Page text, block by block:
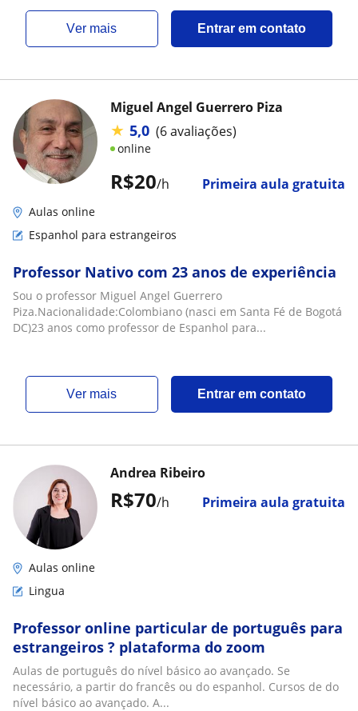
ver mais Entrar em contato
R$20/h Primeira aula gratuita
Miguel Angel Guerrero Piza
★ 5,0 (6 avaliações)
online
Aulas online
Espanhol para estrangeiros
Professor Nativo com 23 anos de experiência
Sou o professor Miguel Angel Guerrero
Piza.Nacionalidade:Colombiano (nasci em Santa Fé de Bogotá
DC)23 anos como professor de Espanhol para...
ver mais Entrar em contato
R$70/h Primeira aula gratuita
Andrea Ribeiro
Aulas online
Lingua
Professor online particular de português para
estrangeiros ? plataforma do zoom
Aulas de português do nível básico ao avançado. Se
necessário, a partir do francês ou do espanhol. Cursos de do
nível básico ao avançado. A...